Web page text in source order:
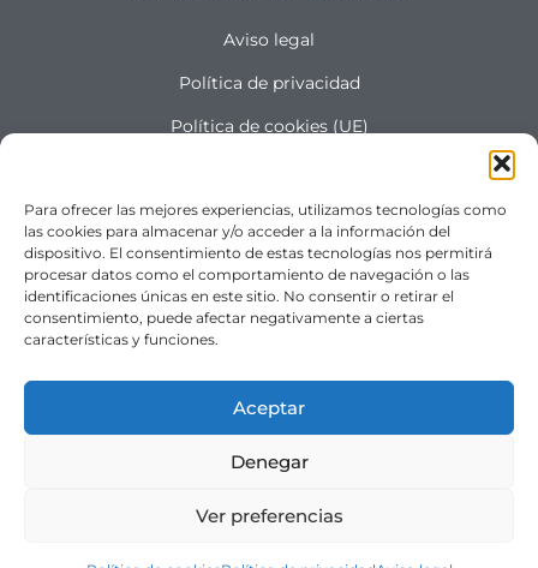
Para ofrecer las mejores experiencias, utilizamos tecnologías como
las cookies para almacenar y/o acceder a la información del
dispositivo. El consentimiento de estas tecnologías nos permitirá
procesar datos como el comportamiento de navegación o las
identificaciones únicas en este sitio. No consentir o retirar el
consentimiento, puede afectar negativamente a ciertas
características y funciones.
Aceptar
Denegar
Ver preferencias
Aviso legal
Política de privacidad
Política de cookies (UE)
Costes de envio
"SÍGUENOS"